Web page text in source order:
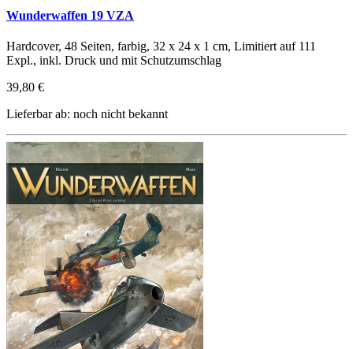
Wunderwaffen 19 VZA
Hardcover, 48 Seiten, farbig, 32 x 24 x 1 cm, Limitiert auf 111
Expl., inkl. Druck und mit Schutzumschlag
39,80 €
Lieferbar ab: noch nicht bekannt